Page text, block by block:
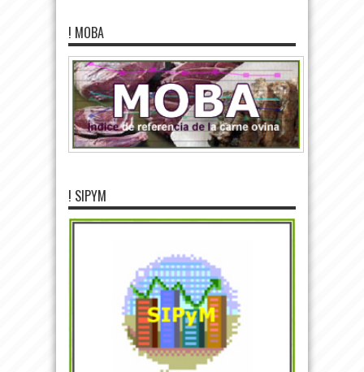
! MOBA
! SIPYM